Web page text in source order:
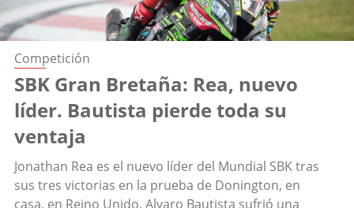
Competición
SBK Gran Bretaña: Rea, nuevo
líder. Bautista pierde toda su
ventaja
Jonathan Rea es el nuevo líder del Mundial SBK tras
sus tres victorias en la prueba de Donington, en
casa, en Reino Unido. Alvaro Bautista sufrió una